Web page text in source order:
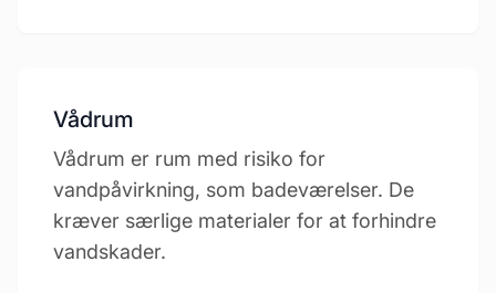
Vådrum
Vådrum er rum med risiko for
vandpåvirkning, som badeværelser. De
kræver særlige materialer for at forhindre
vandskader.